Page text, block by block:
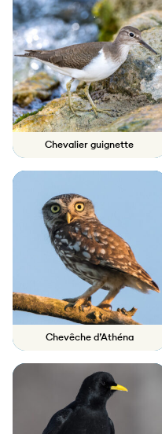
Chevalier guignette
Chevêche d’Athéna